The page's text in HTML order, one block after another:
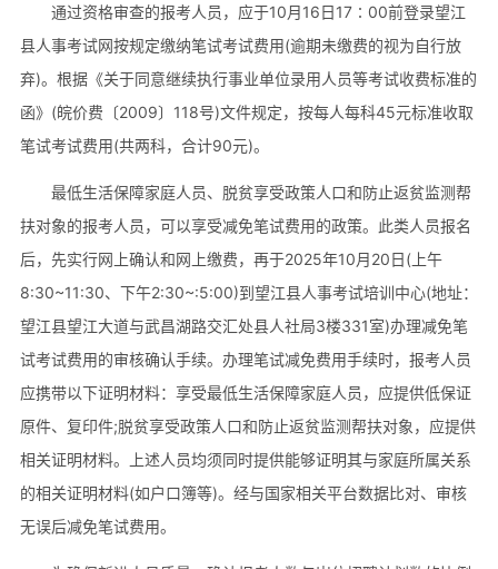
通过资格审查的报考人员，应于10月16日17∶00前登录望江
县人事考试网按规定缴纳笔试考试费用(逾期未缴费的视为自行放
弃)。根据《关于同意继续执行事业单位录用人员等考试收费标准的
函》(皖价费〔2009〕118号)文件规定，按每人每科45元标准收取
笔试考试费用(共两科，合计90元)。
最低生活保障家庭人员、脱贫享受政策人口和防止返贫监测帮
扶对象的报考人员，可以享受减免笔试费用的政策。此类人员报名
后，先实行网上确认和网上缴费，再于2025年10月20日(上午
8:30~11:30、下午2:30~:5:00)到望江县人事考试培训中心(地址：
望江县望江大道与武昌湖路交汇处县人社局3楼331室)办理减免笔
试考试费用的审核确认手续。办理笔试减免费用手续时，报考人员
应携带以下证明材料：享受最低生活保障家庭人员，应提供低保证
原件、复印件;脱贫享受政策人口和防止返贫监测帮扶对象，应提供
相关证明材料。上述人员均须同时提供能够证明其与家庭所属关系
的相关证明材料(如户口簿等)。经与国家相关平台数据比对、审核
无误后减免笔试费用。